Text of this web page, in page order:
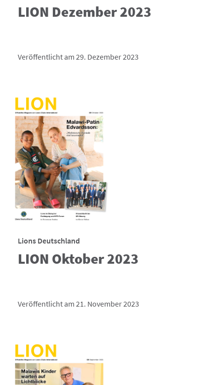
LION Dezember 2023
Veröffentlicht am 29. Dezember 2023
Lions Deutschland
LION Oktober 2023
Veröffentlicht am 21. November 2023